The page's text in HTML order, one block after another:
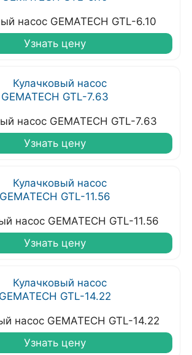
насос GEMATECH GTL-6.10
Узнать цену
насос GEMATECH GTL-7.63
Узнать цену
насос GEMATECH GTL-11.56
Узнать цену
насос GEMATECH GTL-14.22
Узнать цену